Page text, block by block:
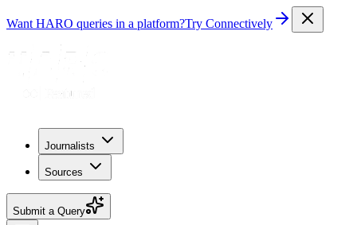
Want HARO queries in a platform?Try Connectively
Journalists
Sources
Submit a Query